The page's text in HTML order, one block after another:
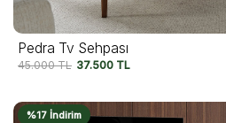
Pedra Tv Sehpası
45.000TL 37.500 TL
%17 İndirim